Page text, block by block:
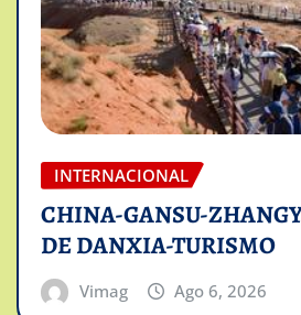
INTERNACIONAL
CHINA-GANSU-
DE DANXIA-TURISMO
Vimag Ago 6, 2026